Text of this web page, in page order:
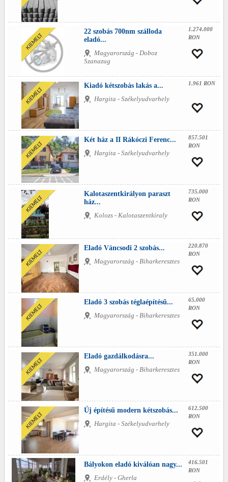
22 szobás 700nm szálloda
eladó...
Magyarország - Doboz
Szanazug
1.274.000
RON
Kiadó kétszobás lakás a...
Hargita - Székelyudvarhely
1.961 RON
Két ház a II Rákóczi Ferenc...
Hargita - Székelyudvarhely
857.501
RON
Kalotaszentkirályon paraszt
ház...
Kolozs - Kalotaszentkiraly
735.000
RON
Eladó Váncsodi 2 szobás...
Magyarország - Biharkeresztes
220.870
RON
Eladó 3 szobás téglaépítésű...
Magyarország - Biharkeresztes
65.000
RON
Eladó gazdálkodásra...
Magyarország - Biharkeresztes
351.000
RON
Új építésű modern kétszobás...
Hargita - Székelyudvarhely
612.500
RON
Bályokon eladó kiválóan nagy...
Erdély - Gherla
416.501
RON